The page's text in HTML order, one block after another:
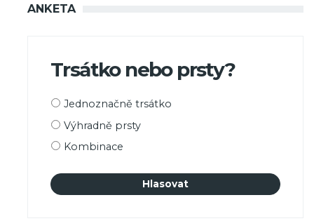
ANKETA
Trsátko nebo prsty?
Možnosti
Jednoznačně trsátko
Výhradně prsty
Kombinace